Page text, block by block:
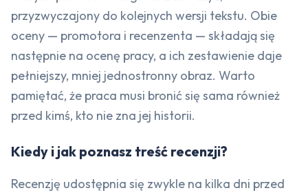
przyzwyczajony do kolejnych wersji tekstu. Obie
oceny — promotora i recenzenta — składają się
następnie na ocenę pracy, a ich zestawienie daje
pełniejszy, mniej jednostronny obraz. Warto
pamiętać, że praca musi bronić się sama również
przed kimś, kto nie zna jej historii.
Kiedy i jak poznasz treść recenzji?
Recenzję udostępnia się zwykle na kilka dni przed